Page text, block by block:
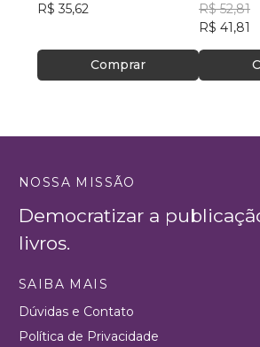
R$ 35,62
Comprar
R$ 52,81
R$ 41,81
NOSSA MISSÃO
Democratizar a
livros.
SAIBA MAIS
Dúvidas e Contato
Política de Privacidade